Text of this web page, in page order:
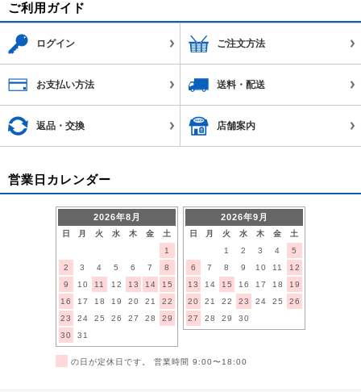
ご利用ガイド
ログイン ご注文方法
お支払い方法 送料・配送
返品・交換 店舗案内
営業日カレンダー
2026年8月
日 月 火 水 木 金
土
1
2
3 4 5 6 7
8
9
10 11 12 13 14
15
16
17 18 19 20 21
22
23
24 25 26 27 28
29
30
31
2026年9月
日 月 火 水 木 金
土
1
2 3 4
5
6
7 8 9 10 11
12
13
14 15 16 17 18
19
20
21 22 23 24 25
26
27
28 29 30
の日が定休日です。 営業時間 9:00〜18:00